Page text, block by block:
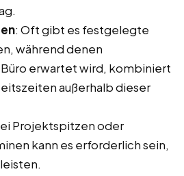
: Oft gibt es festgelegte
während denen
erwartet wird, kombiniert
außerhalb dieser
Projektspitzen oder
kann es erforderlich sein,